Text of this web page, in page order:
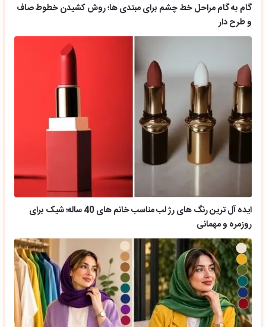
گام به گام مراحل خط چشم برای مبتدی ها؛ روش کشیدن خطوط صاف
و طرح دار
ایده آل ترین رنگ های رژ لب مناسب خانم های 40 ساله؛ شیک برای
روزمره و مهمانی